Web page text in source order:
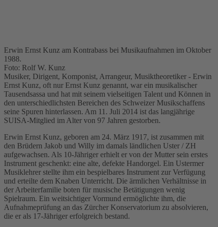
Erwin Ernst Kunz am Kontrabass bei Musikaufnahmen im Oktober
1988.
Foto: Rolf W. Kunz
Musiker, Dirigent, Komponist, Arrangeur, Musiktheoretiker - Erwin
Ernst Kunz, oft nur Ernst Kunz genannt, war ein musikalischer
Tausendsassa und hat mit seinem vielseitigen Talent und Können in
den unterschiedlichsten Bereichen des Schweizer Musikschaffens
seine Spuren hinterlassen. Am 11. Juli 2014 ist das langjährige
SUISA-Mitglied im Alter von 97 Jahren gestorben.
Erwin Ernst Kunz, geboren am 24. März 1917, ist zusammen mit
den Brüdern Jakob und Willy im damals ländlichen Uster / ZH
aufgewachsen. Als 10-Jähriger erhielt er von der Mutter sein erstes
Instrument geschenkt: eine alte, defekte Handorgel. Ein Ustermer
Musiklehrer stellte ihm ein bespielbares Instrument zur Verfügung
und erteilte dem Knaben Unterricht. Die ärmlichen Verhältnisse in
der Arbeiterfamilie boten für musische Betätigungen wenig
Spielraum. Ein weitsichtiger Vormund ermöglichte ihm, die
Aufnahmeprüfung an das Zürcher Konservatorium zu absolvieren,
die er als 17-Jähriger erfolgreich bestand.